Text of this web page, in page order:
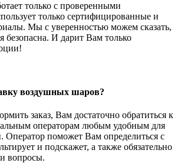
только с проверенными
только сертифицированные и
Мы с уверенностью можем сказать,
безопасна. И дарит Вам только
воздушных шаров?
заказ, Вам достаточно обратиться к
операторам любым удобным для
Оператор поможет Вам определиться с
и подскажет, а также обязательно
вопросы.